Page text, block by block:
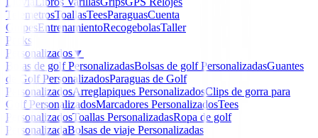
TelemetrosToallasTeesParaguasCuenta
GolpesEntrenamientoRecogebolasTaller
Packs
Personalizados▼
Bolas de golf PersonalizadasBolsas de golf PersonalizadasGuantes
de Golf PersonalizadosParaguas de Golf
PersonalizadosArreglapiques PersonalizadosClips de gorra para
Golf PersonalizadosMarcadores PersonalizadosTees
PersonalizadosToallas PersonalizadasRopa de golf
PersonalizadaBolsas de viaje Personalizadas